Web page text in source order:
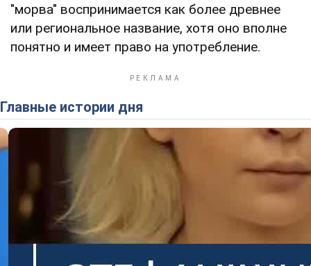
"морва" воспринимается как более древнее
или региональное название, хотя оно вполне
понятно и имеет право на употребление.
Главные истории дня